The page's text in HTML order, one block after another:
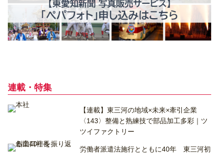
連載・特集
【連載】東三河の地域×未来×牽引企業
〈143〉整備と熟練技で部品加工多彩｜ツ
ツイファクトリー
労働者派遣法施行とともに40年 東三河初